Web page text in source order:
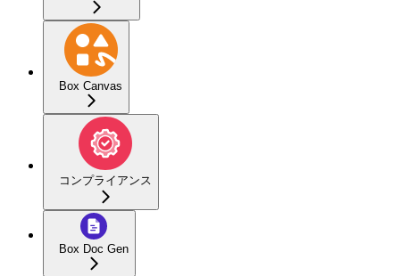
Box Canvas
コンプライアンス
Box Doc Gen